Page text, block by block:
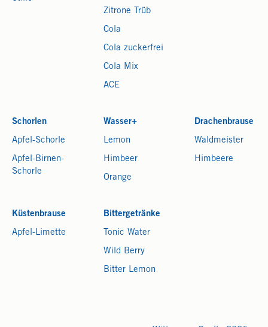
Zitrone Trüb
Cola
Cola zuckerfrei
Cola Mix
ACE
Schorlen
Apfel-Schorle
Apfel-Birnen-
Schorle
Wasser+
Lemon
Himbeer
Orange
Drachenbrause
Waldmeister
Himbeere
Küstenbrause
Apfel-Limette
Bittergetränke
Tonic Water
Wild Berry
Bitter Lemon